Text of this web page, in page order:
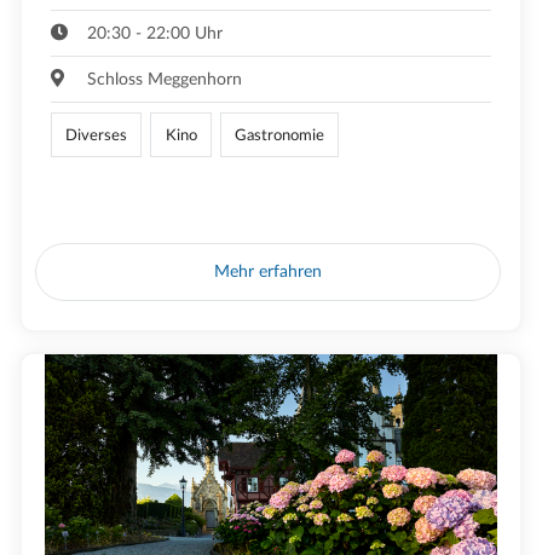
20:30 - 22:00 Uhr
Schloss Meggenhorn
Diverses Kino Gastronomie
Mehr erfahren